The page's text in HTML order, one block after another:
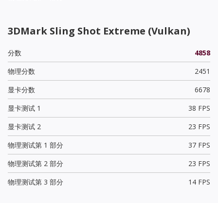
3DMark Sling Shot Extreme (Vulkan)
分数
4858
物理分数
2451
显卡分数
6678
显卡测试 1
38 FPS
显卡测试 2
23 FPS
物理测试第 1 部分
37 FPS
物理测试第 2 部分
23 FPS
物理测试第 3 部分
14 FPS